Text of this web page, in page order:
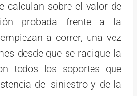
calculan sobre el valor de
probada frente a la
a correr, una vez
desde que se radique la
todos los soportes que
del siniestro y de la